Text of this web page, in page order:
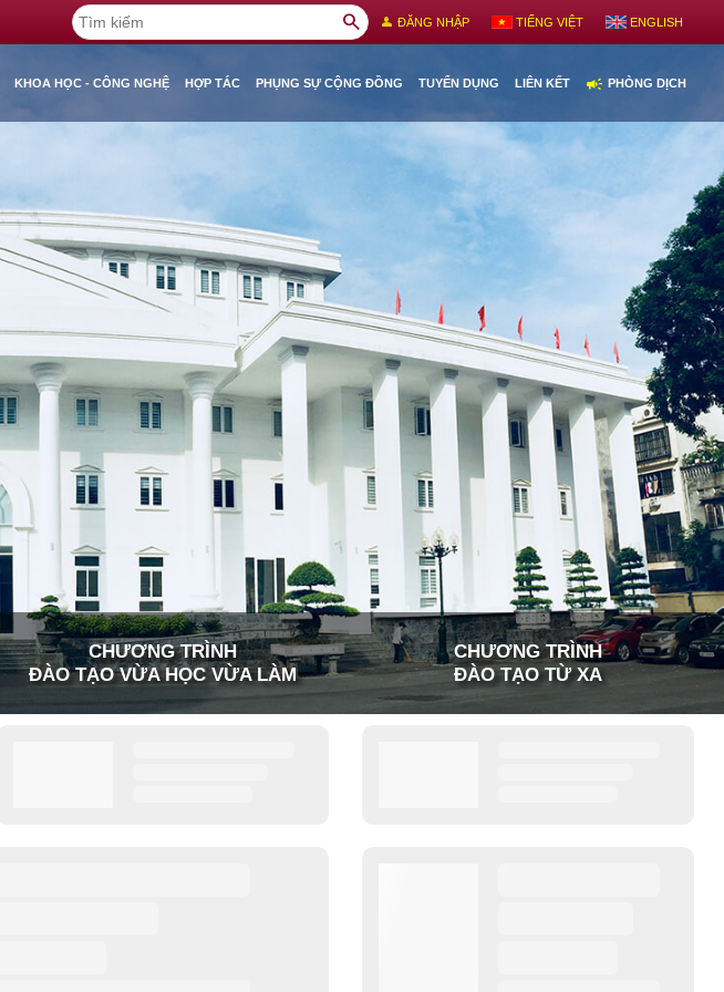
search person ĐĂNG NHẬP TIẾNG VIỆT ENGLISH
KHOA HỌC - CÔNG NGHỆ HỢP TÁC PHỤNG SỰ CỘNG ĐỒNG TUYỂN DỤNG LIÊN KẾT campaign PHÒNG DỊCH
CHƯƠNG TRÌNH
ĐÀO TẠO VỪA HỌC VỪA LÀM
CHƯƠNG TRÌNH
ĐÀO TẠO TỪ XA